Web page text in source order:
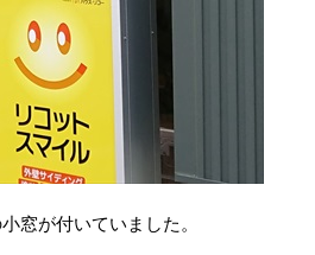
窓が付いていました。